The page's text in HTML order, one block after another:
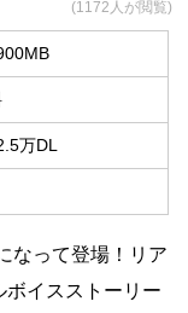
(1172人が閲覧)
万DL
なって登場！リア
ボイスストーリー